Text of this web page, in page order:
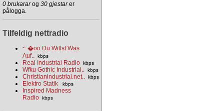
0 brukararog 30 gjestarer
pålogga.
Tilfeldig nettradio
~ �oo Du Willst Was
Auf.. kbps
Real Industrial Radio kbps
Wfku Gothic Industrial.. kbps
Christianindustrial.net.. kbps
Elektro Statik kbps
Inspired Madness
Radio kbps